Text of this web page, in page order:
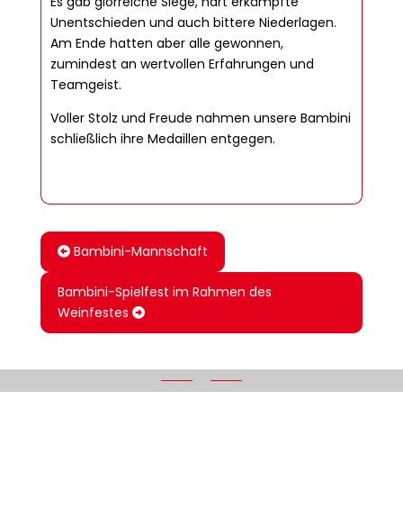
Unentschieden und auch bittere Niederlagen.
Am Ende hatten aber alle gewonnen,
zumindest an wertvollen Erfahrungen und
Teamgeist.
Voller Stolz und Freude nahmen unsere Bambini
schließlich ihre Medaillen entgegen.
Bambini-Mannschaft
Bambini-Spielfest im Rahmen des
Weinfestes